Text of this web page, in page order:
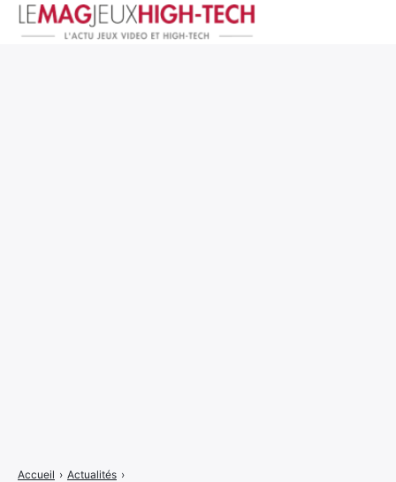
Accueil › Actualités ›